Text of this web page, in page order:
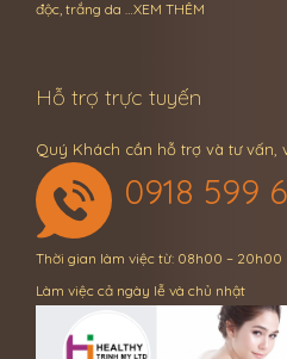
độc, trắng da … XEM THÊM
Hỗ trợ trực tuyến
Quý Khách cần hỗ trợ và tư vấn,
0918 599
Thời gian làm việc từ: 08h00 – 20h00
Làm việc cả ngày lễ và chủ nhật